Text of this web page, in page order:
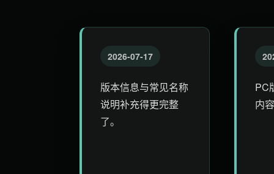
2026-07-17
版本信息与常见名称
说明补充得更完整
了。
PC
内